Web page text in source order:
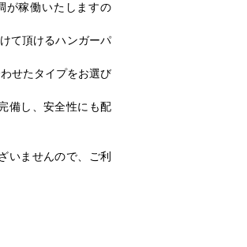
が稼働いたしますの
て頂けるハンガーパ
せたタイプをお選び
備し、安全性にも配
いませんので、ご利